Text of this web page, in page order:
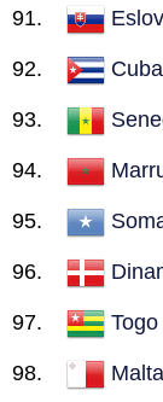
Cuba
Togo
Malta